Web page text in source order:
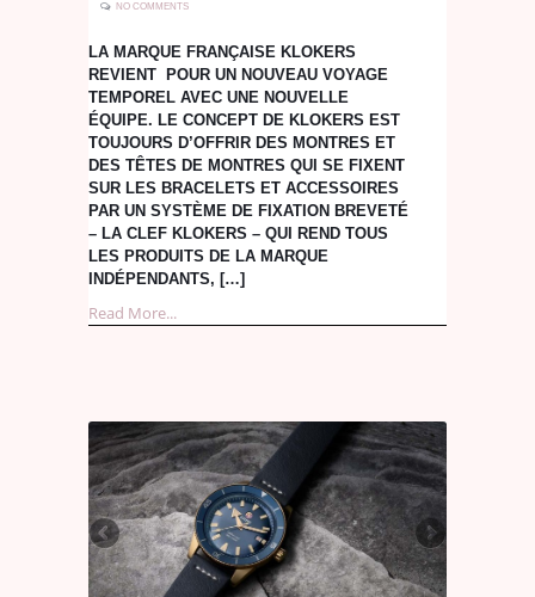
NO COMMENTS
LA MARQUE FRANÇAISE KLOKERS
REVIENT POUR UN NOUVEAU VOYAGE
TEMPOREL AVEC UNE NOUVELLE
ÉQUIPE. LE CONCEPT DE KLOKERS EST
TOUJOURS D’OFFRIR DES MONTRES ET
DES TÊTES DE MONTRES QUI SE FIXENT
SUR LES BRACELETS ET ACCESSOIRES
PAR UN SYSTÈME DE FIXATION BREVETÉ
– LA CLEF KLOKERS – QUI REND TOUS
LES PRODUITS DE LA MARQUE
INDÉPENDANTS, […]
Read More...